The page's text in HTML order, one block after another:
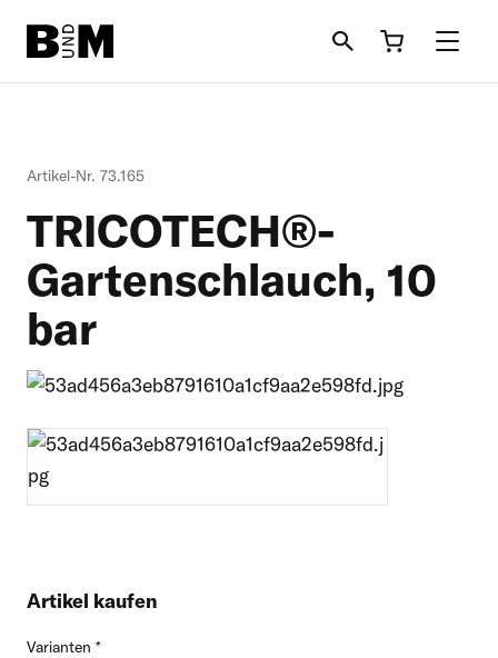
Einstreu
Schafe + Ziegen
Informationen
Artikel-Nr. 73.165
TRICOTECH®-
Gartenschlauch, 10
bar
Artikel kaufen
Varianten